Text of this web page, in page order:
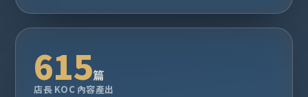
615篇
店長 KOC 內容產出